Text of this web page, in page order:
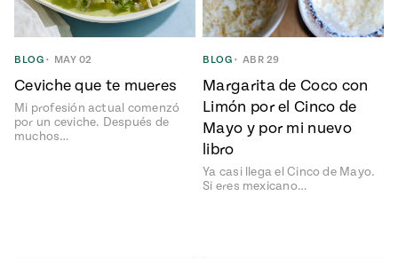
Temporada
14
Mexico
City
La Frontera
BLOG • MAY 02
Ceviche que te mueres
Mi profesión actual comenzó
por un ceviche. Después de
muchos…
BLOG • ABR 29
Margarita de Coco con
Limón por el Cinco de
Mayo y por mi nuevo
libro
Ya casi llega el Cinco de Mayo.
Si eres mexicano…